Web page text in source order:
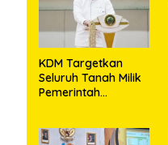
Miliar
KDM Targetkan
Seluruh Tanah Milik
Pemerintah
ke Depan